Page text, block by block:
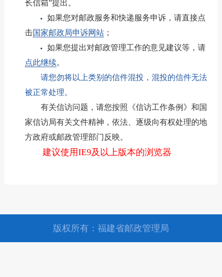
长信箱”提出。
如果您对邮政服务和快递服务申诉，请直接点
击国家邮政局申诉网站；
如果您提出对邮政管理工作的意见建议等，请
点此继续。
请您勿将以上类别的信件混投，混投的信件无法
被正常处理。
有关信访问题，请您按照《信访工作条例》和国
家信访局有关文件精神，依法、逐级向有权处理的地
方政府或邮政管理部门反映。
建议使用IE9及以上版本的浏览器
版权所有：福建省邮政管理局